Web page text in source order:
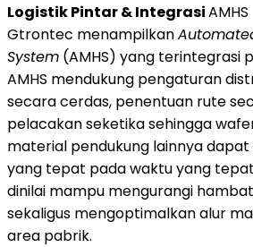
Logistik Pintar & IntegrasiAMHS
Gtrontec menampilkan
System (AMHS) yang terintegrasi
AMHS mendukung pengaturan
secara cerdas, penentuan rute
pelacakan seketika sehingga
material pendukung lainnya
yang tepat pada waktu yang
dinilai mampu mengurangi
sekaligus mengoptimalkan alur
area pabrik.